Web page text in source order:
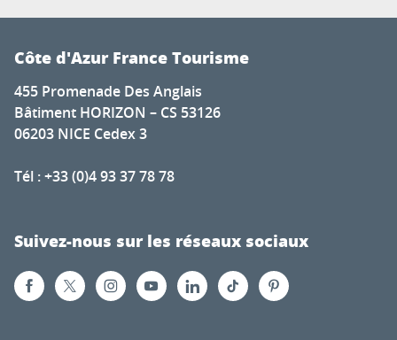
Côte d'Azur France Tourisme
455 Promenade Des Anglais
Bâtiment HORIZON – CS 53126
06203 NICE Cedex 3
Tél : +33 (0)4 93 37 78 78
Suivez-nous sur les réseaux sociaux